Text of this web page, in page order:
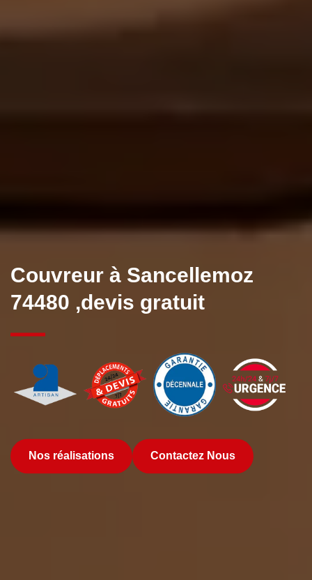
Couvreur à Sancellemoz
74480 ,devis gratuit
Nos réalisations Contactez Nous